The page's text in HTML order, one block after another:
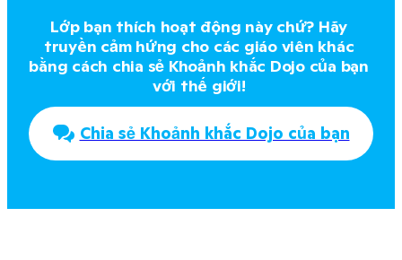
Lớp bạn thích hoạt động này chứ? Hãy
truyền cảm hứng cho các giáo viên khác
bằng cách chia sẻ Khoảnh khắc Dojo của bạn
với thế giới!
Chia sẻ Khoảnh khắc Dojo của bạn